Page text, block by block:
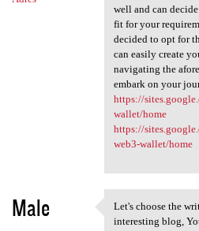
well and can
fit for your
decided to opt for
can easily create
navigating the
embark on your
https://
wallet/home
https://
web3-wallet/home
Male
Let's choose
Let's choose the
interesting blog,